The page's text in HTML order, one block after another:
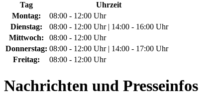
Tag
Uhrzeit
Montag:
08:00 - 12:00 Uhr
Dienstag:
08:00 - 12:00 Uhr | 14:00 - 16:00 Uhr
Mittwoch:
08:00 - 12:00 Uhr
Donnerstag: 08:00 - 12:00 Uhr | 14:00 - 17:00 Uhr
Freitag:
08:00 - 12:00 Uhr
Nachrichten und Presseinfos